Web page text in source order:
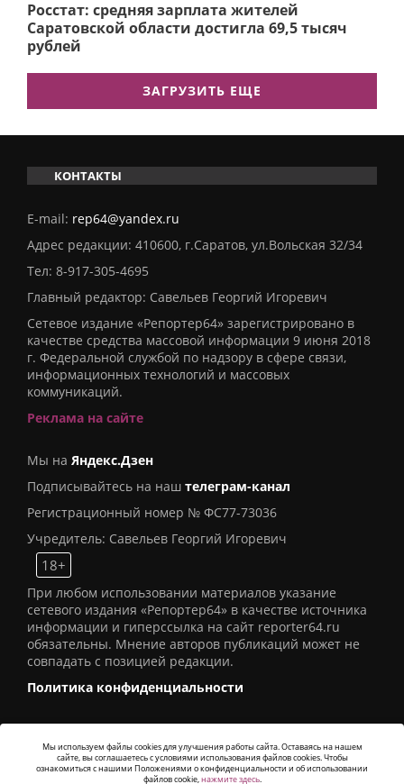
Росстат: средняя зарплата жителей
Саратовской области достигла 69,5 тысяч
рублей
ЗАГРУЗИТЬ ЕЩЕ
КОНТАКТЫ
E-mail: rep64@yandex.ru
Адрес редакции: 410600, г.Саратов, ул.Вольская 32/34
Тел: 8-917-305-4695
Главный редактор: Савельев Георгий Игоревич
Сетевое издание «Репортер64» зарегистрировано в
качестве средства массовой информации 9 июня 2018
г. Федеральной службой по надзору в сфере связи,
информационных технологий и массовых
коммуникаций.
Реклама на сайте
Мы на Яндекс.Дзен
Подписывайтесь на наш телеграм-канал
Регистрационный номер № ФС77-73036
Учредитель: Савельев Георгий Игоревич
18+
При любом использовании материалов указание
сетевого издания «Репортер64» в качестве источника
информации и гиперссылка на сайт reporter64.ru
обязательны. Мнение авторов публикаций может не
совпадать с позицией редакции.
Политика конфиденциальности
© 2016СИ «Репортер64». Все права защищены -
Alatis Studio
Мы используем файлы cookies для улучшения работы сайта. Оставаясь на нашем
сайте, вы соглашаетесь с условиями использования файлов cookies. Чтобы
ознакомиться с нашими Положениями о конфиденциальности и об использовании
файлов cookie,нажмите здесь.